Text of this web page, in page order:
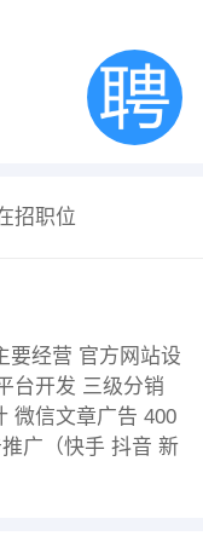
招职位
要经营 官方网站设
台开发 三级分销
微信文章广告 400
广（快手 抖音 新